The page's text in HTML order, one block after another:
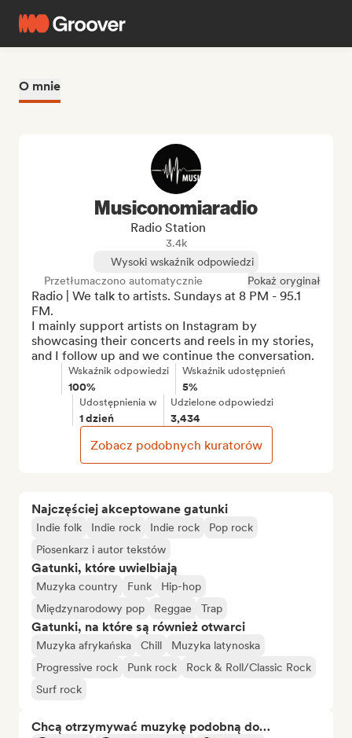
O mnie
Najczęściej akceptowane gatunki
Indie folk Indie rock Indie rock
Pop rock
Piosenkarz i autor tekstów
Gatunki, które uwielbiają
Muzyka country Funk
Hip-hop
Międzynarodowy pop
Reggae Trap
Gatunki, na które są również otwarci
Muzyka afrykańska Chill
Muzyka latynoska
Progressive rock
Punk rock
Rock & Roll/Classic Rock
Surf rock
Chcą otrzymywać muzykę podobną do…
Musiconomiaradio
Radio Station
3.4k
Wysoki wskaźnik odpowiedzi
Przetłumaczono automatycznie
Pokaż oryginał
Radio | We talk to artists. Sundays at 8 PM - 95.1
FM.
I mainly support artists on Instagram by
showcasing their concerts and reels in my stories,
and I follow up and we continue the conversation.
Wskaźnik odpowiedzi
100%
Wskaźnik udostępnień
5%
Udostępnienia w
1 dzień
Udzielone odpowiedzi
3,434
Zobacz podobnych kuratorów